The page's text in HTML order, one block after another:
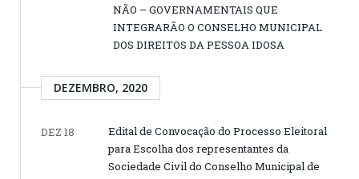
NÃO – GOVERNAMENTAIS QUE
INTEGRARÃO O CONSELHO MUNICIPAL
DOS DIREITOS DA PESSOA IDOSA
DEZEMBRO, 2020
DEZ 18
Edital de Convocação do Processo Eleitoral
para Escolha dos representantes da
Sociedade Civil do Conselho Municipal de